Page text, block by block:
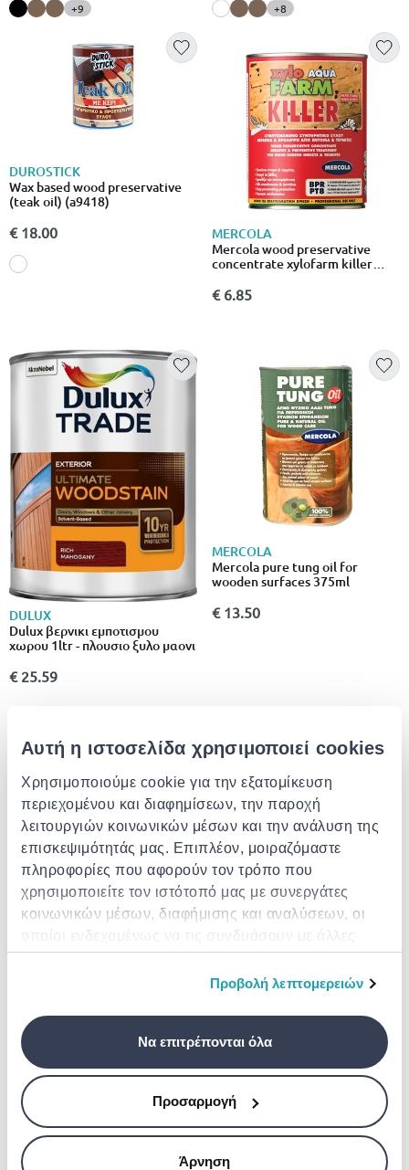
Αυτή η ιστοσελίδα χρησιμοποιεί cookies
Χρησιμοποιούμε cookie για την εξατομίκευση
περιεχομένου και διαφημίσεων, την παροχή
λειτουργιών κοινωνικών μέσων και την ανάλυση της
επισκεψιμότητάς μας. Επιπλέον, μοιραζόμαστε
πληροφορίες που αφορούν τον τρόπο που
χρησιμοποιείτε τον ιστότοπό μας με συνεργάτες
κοινωνικών μέσων, διαφήμισης και αναλύσεων, οι
οποίοι ενδεχομένως να τις συνδυάσουν με άλλες
πληροφορίες που τους έχετε παραχωρήσει ή τις
οποίες έχουν συλλέξει σε σχέση με την από μέρους
Προβολή λεπτομερειών
Να επιτρέπονται όλα
Προσαρμογή
Άρνηση
+9 +8
DUROSTICK
Wax based wood preservative
(teak oil) (a9418)
€ 18.00
MERCOLA
Mercola wood preservative
concentrate xylofarm killer
€ 6.85
DULUX
Dulux βερνικι εμποτισμου
χωρου 1ltr - πλουσιο ξυλο μαονι
€ 25.59
MERCOLA
Mercola pure tung oil for
wooden surfaces 375ml
€ 13.50
Bartoline boiled linen oil 500ml
MERCOLA
Mercola deck oil oil for
€ 11.95